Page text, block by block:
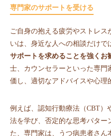
専門家のサポートを受ける
ご自身の抱える疲労やストレス
いは、身近な人への相談だけで
サポートを求めることを強くお
士、カウンセラーといった専門
価し、適切なアドバイスや心理
例えば、認知行動療法（CBT）
法を学び、否定的な思考パター
た、専門家は、うつ病患者さん